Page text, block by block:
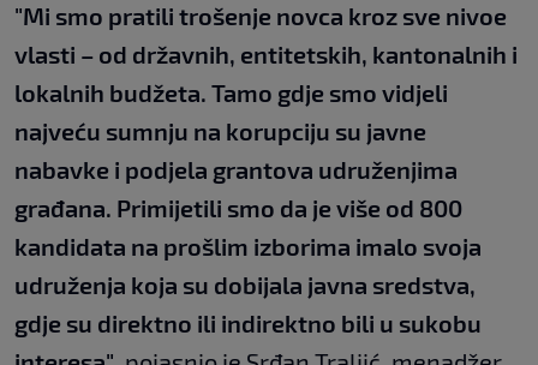
"Mi smo pratili trošenje novca kroz sve nivoe
vlasti – od državnih, entitetskih, kantonalnih i
lokalnih budžeta. Tamo gdje smo vidjeli
najveću sumnju na korupciju su javne
nabavke i podjela grantova udruženjima
građana. Primijetili smo da je više od 800
kandidata na prošlim izborima imalo svoja
udruženja koja su dobijala javna sredstva,
gdje su direktno ili indirektno bili u sukobu